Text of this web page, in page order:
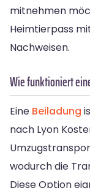
mitnehmen
Heimtierpass
Nachweisen.
Wie funktioniert
Eine Beiladung
nach Lyon
wodurch die
Diese Option